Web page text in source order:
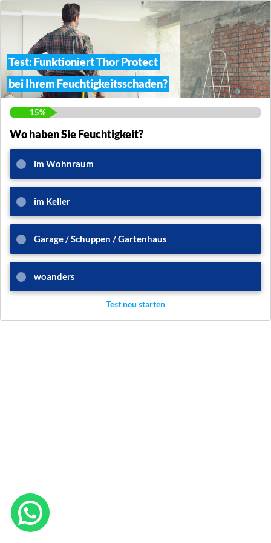
Test: Funktioniert Thor Protect
bei Ihrem Feuchtigkeitsschaden?
15%
Wo haben Sie Feuchtigkeit?
im Wohnraum
im Keller
Garage / Schuppen / Gartenhaus
woanders
Test neu starten